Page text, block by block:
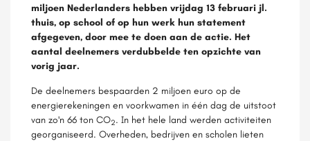
miljoen Nederlanders hebben vrijdag 13 februari jl.
thuis, op school of op hun werk hun statement
afgegeven, door mee te doen aan de actie. Het
aantal deelnemers verdubbelde ten opzichte van
vorig jaar.
De deelnemers bespaarden 2 miljoen euro op de
energierekeningen en voorkwamen in één dag de uitstoot
van zo'n 66 ton CO2. In het hele land werden activiteiten
georganiseerd. Overheden, bedrijven en scholen lieten